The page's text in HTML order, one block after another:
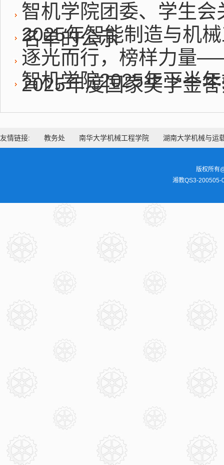
智机学院团委、学生
名单的公示
2025年智能制造与机
逐光而行，榜样力量
2025年度国家奖学金
智机学院2025年下半
友情链接: 教务处 南华大学机械工程学院 湖南大学机械与运
版权所有
湘教QS3-